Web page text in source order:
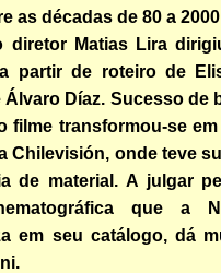
as décadas de 80 a
diretor Matias Lira
partir de roteiro de
Díaz. Sucesso de
filme transformou-se
Chilevisión, onde teve
de material. A julgar
que a
em seu catálogo, dá